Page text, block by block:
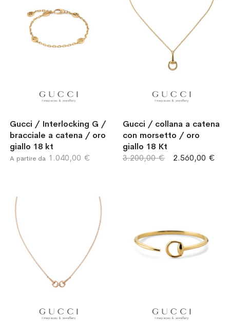
Gucci / Interlocking G /
bracciale a catena / oro
giallo 18 kt
A partire da 1.040,00 €
Gucci / collana a catena
con morsetto / oro
giallo 18 Kt
2.560,00 €
3.200,00 €